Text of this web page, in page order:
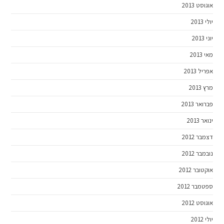
אוגוסט 2013
יולי 2013
יוני 2013
מאי 2013
אפריל 2013
מרץ 2013
פברואר 2013
ינואר 2013
דצמבר 2012
נובמבר 2012
אוקטובר 2012
ספטמבר 2012
אוגוסט 2012
יולי 2012